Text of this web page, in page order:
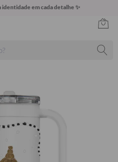
em cada detalhe ✨